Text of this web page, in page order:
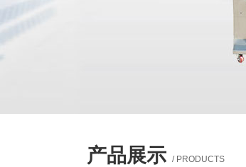
产品展示 / PRODUCTS